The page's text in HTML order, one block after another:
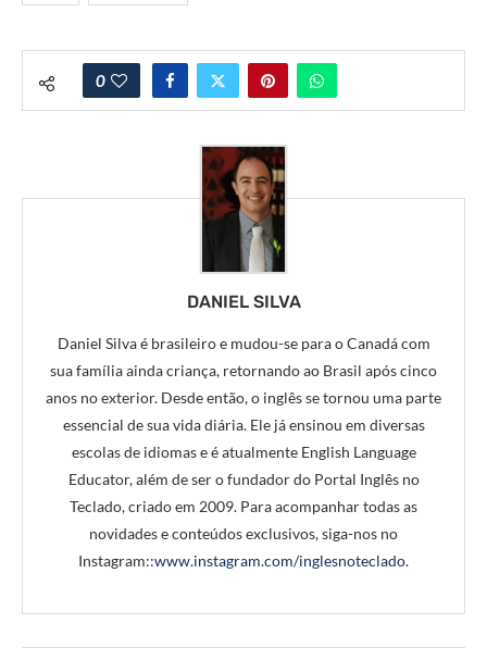
0
DANIEL SILVA
Daniel Silva é brasileiro e mudou-se para o Canadá com
sua família ainda criança, retornando ao Brasil após cinco
anos no exterior. Desde então, o inglês se tornou uma parte
essencial de sua vida diária. Ele já ensinou em diversas
escolas de idiomas e é atualmente English Language
Educator, além de ser o fundador do Portal Inglês no
Teclado, criado em 2009. Para acompanhar todas as
novidades e conteúdos exclusivos, siga-nos no
Instagram::www.instagram.com/inglesnoteclado.